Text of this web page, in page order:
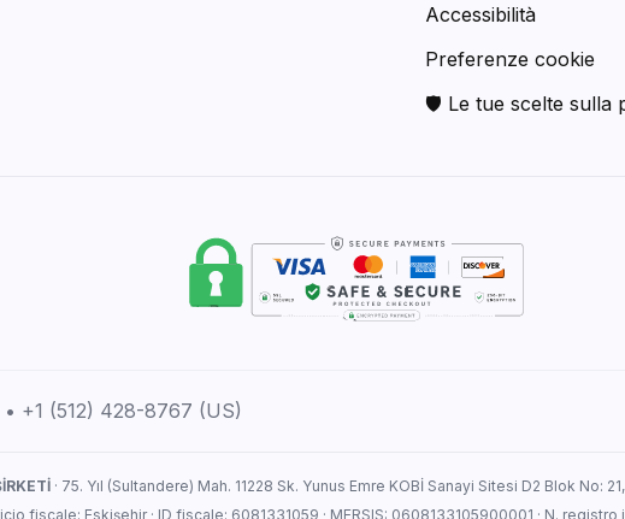
Accessibilità
Preferenze cookie
🛡 Le tue scelte sulla
+1 (512) 428-8767 (US)
· 75. Yıl (Sultandere) Mah. 11228 Sk. Yunus Emre KOBİ Sanayi Sitesi D2 Blok No:
fiscale: Eskişehir · ID fiscale: 6081331059 · MERSIS: 0608133105900001 · N.